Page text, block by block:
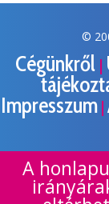
©
Cégünkről |
Impresszum|
A